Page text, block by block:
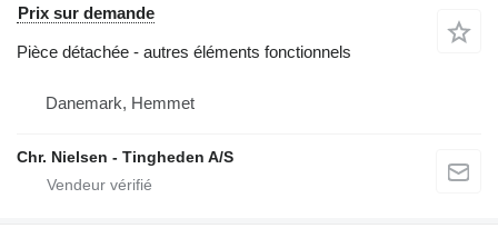
Prix sur demande
Pièce détachée - autres éléments fonctionnels
Danemark, Hemmet
Chr. Nielsen - Tingheden A/S